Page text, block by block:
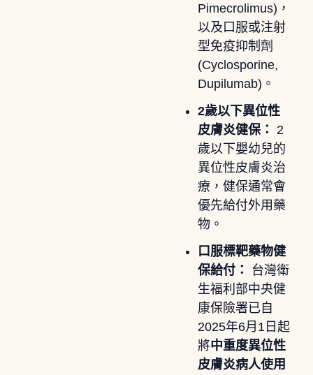
Pimecrolimus)，
以及口服或注射
型免疫抑制劑
(Cyclosporine,
Dupilumab)。
2歲以下異位性
皮膚炎健保：
2
歲以下嬰幼兒的
異位性皮膚炎治
療，健保通常會
優先給付外用藥
物。
口服標靶藥物健
保給付：
台灣衛
生福利部中央健
康保險署已自
2025年6月1日起
將中重度異位性
皮膚炎病人使用